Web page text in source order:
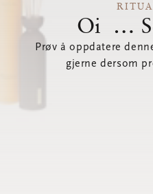
Oi …
Prøv å oppdatere
gjerne dersom